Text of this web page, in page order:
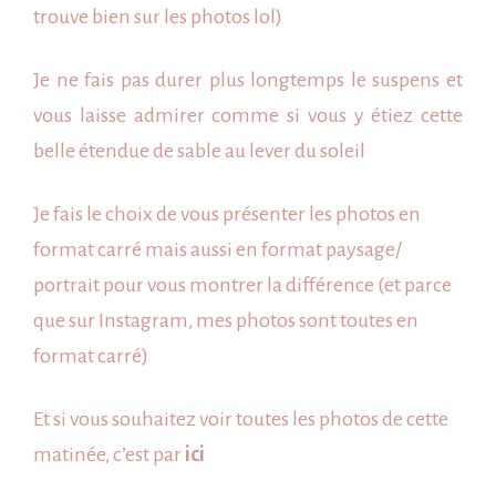
trouve bien sur les photos lol)
Je ne fais pas durer plus longtemps le suspens et
vous laisse admirer comme si vous y étiez cette
belle étendue de sable au lever du soleil
Je fais le choix de vous présenter les photos en
format carré mais aussi en format paysage/
portrait pour vous montrer la différence (et parce
que sur Instagram, mes photos sont toutes en
format carré)
Et si vous souhaitez voir toutes les photos de cette
matinée, c’est par ici